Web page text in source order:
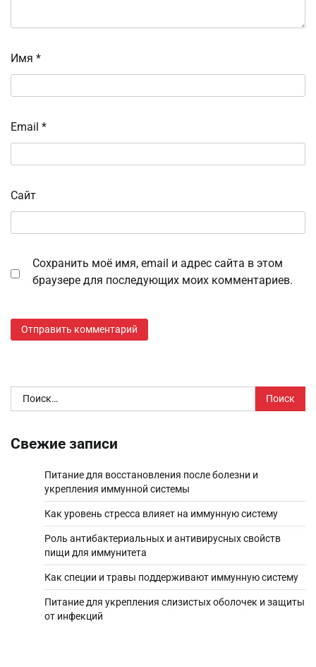
Имя *
Email *
Сайт
Сохранить моё имя, email и адрес сайта в этом
браузере для последующих моих комментариев.
Найти:
Свежие записи
Питание для восстановления после болезни и
укрепления иммунной системы
Как уровень стресса влияет на иммунную систему
Роль антибактериальных и антивирусных свойств
пищи для иммунитета
Как специи и травы поддерживают иммунную систему
Питание для укрепления слизистых оболочек и защиты
от инфекций